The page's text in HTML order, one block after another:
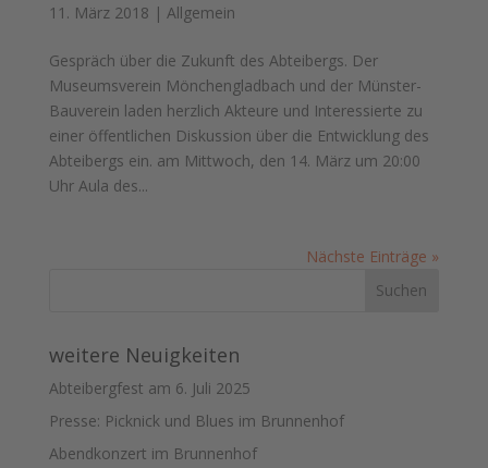
11. März 2018 | Allgemein
Gespräch über die Zukunft des Abteibergs. Der
Museumsverein Mönchengladbach und der Münster-
Bauverein laden herzlich Akteure und Interessierte zu
einer öffentlichen Diskussion über die Entwicklung des
Abteibergs ein. am Mittwoch, den 14. März um 20:00
Uhr Aula des...
Nächste Einträge »
weitere Neuigkeiten
Abteibergfest am 6. Juli 2025
Presse: Picknick und Blues im Brunnenhof
Abendkonzert im Brunnenhof